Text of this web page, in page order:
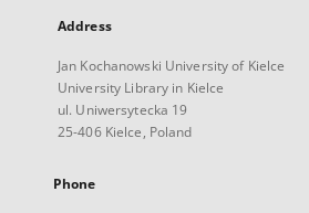
Address
Jan Kochanowski University of Kielce
University Library in Kielce
ul. Uniwersytecka 19
25-406 Kielce, Poland
Phone